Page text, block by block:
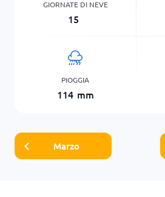
GIORNATE DI NEVE
15
PIOGGIA
114 mm
Marzo